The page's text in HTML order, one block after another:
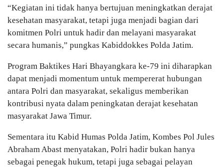
“Kegiatan ini tidak hanya bertujuan meningkatkan derajat
kesehatan masyarakat, tetapi juga menjadi bagian dari
komitmen Polri untuk hadir dan melayani masyarakat
secara humanis,” pungkas Kabiddokkes Polda Jatim.
Program Baktikes Hari Bhayangkara ke-79 ini diharapkan
dapat menjadi momentum untuk mempererat hubungan
antara Polri dan masyarakat, sekaligus memberikan
kontribusi nyata dalam peningkatan derajat kesehatan
masyarakat Jawa Timur.
Sementara itu Kabid Humas Polda Jatim, Kombes Pol Jules
Abraham Abast menyatakan, Polri hadir bukan hanya
sebagai penegak hukum, tetapi juga sebagai pelayan